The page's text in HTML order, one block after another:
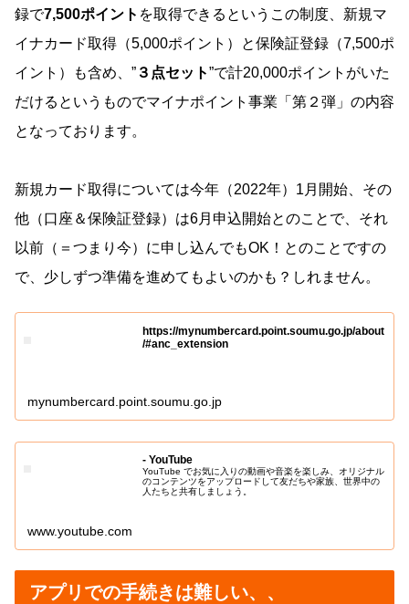
録で7,500ポイント を取得できるというこの制度、新規マ
イナカード取得（5,000ポイント）と保険証登録（7,500ポ
イント）も含め、” ３点セット”で計20,000ポイントがいた
だけるというものでマイナポイント事業「第２弾」の内容
となっております。
新規カード取得については今年（2022年）1月開始、その
他（口座＆保険証登録）は6月申込開始とのことで、それ
以前（＝つまり今）に申し込んでもOK！とのことですの
で、少しずつ準備を進めてもよいのかも？しれません。
https://mynumbercard.point.soumu.go.jp/about
/#anc_extension
mynumbercard.point.soumu.go.jp
- YouTube
YouTube でお気に入りの動画や音楽を楽しみ、オリジナル
のコンテンツをアップロードして友だちや家族、世界中の
人たちと共有しましょう。
www.youtube.com
アプリでの手続きは難しい、、